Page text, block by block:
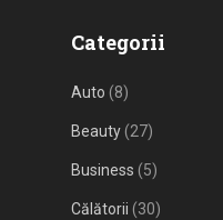
Categorii
Auto (8)
Beauty(27)
Business (5)
Călătorii (30)